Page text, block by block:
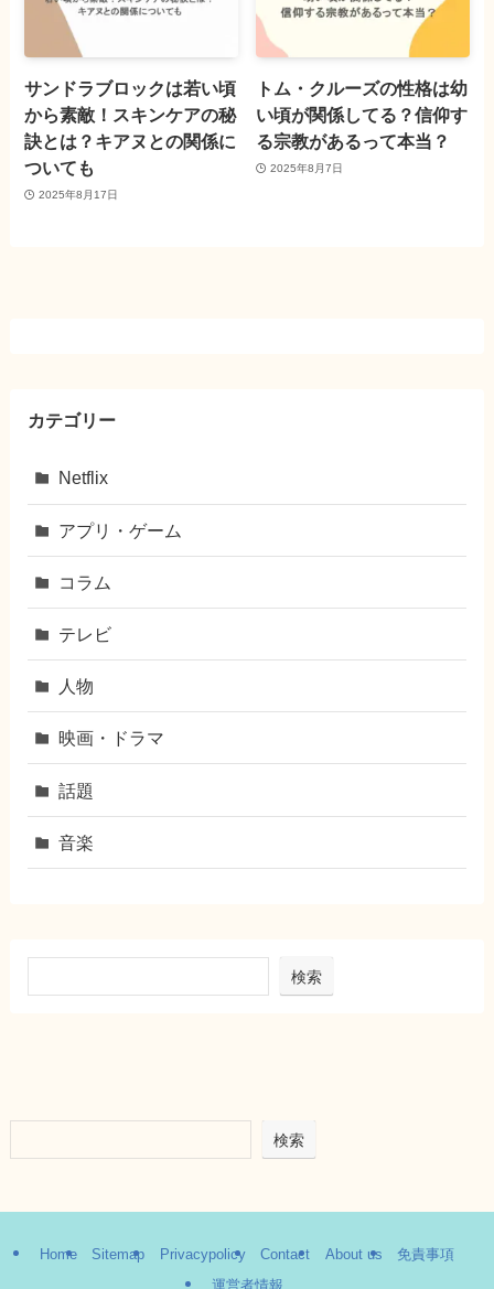
サンドラブロックは若い頃
から素敵！スキンケアの秘
訣とは？キアヌとの関係に
ついても
2025年8月17日
トム・クルーズの性格は幼
い頃が関係してる？信仰す
る宗教があるって本当？
2025年8月7日
カテゴリー
Netflix
アプリ・ゲーム
コラム
テレビ
人物
映画・ドラマ
話題
音楽
検索
検索
Home Sitemap Privacypolicy Contact About us
免責事項
運営者情報